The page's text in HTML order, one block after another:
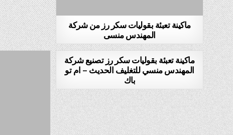
ماكينة تعبئة بقوليات سكر رز من شركة
المهندس منسى
ماكينة تعبئة بقوليات سكر رز تصنيع شركة
المهندس منسي للتغليف الحديث – ام تو
باك